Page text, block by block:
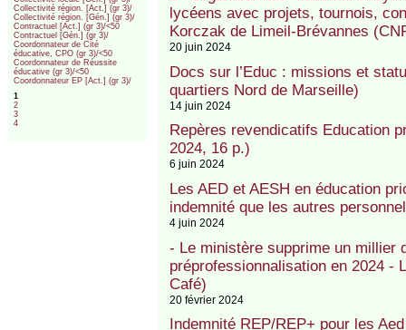
Collectivité région. [Act.] (gr 3)/
Collectivité région. [Gén.] (gr 3)/
Contractuel [Act.] (gr 3)/<50
Contractuel [Gén.] (gr 3)/
Coordonnateur de Cité
éducative, CPO (gr 3)/<50
Coordonnateur de Réussite
éducative (gr 3)/<50
Coordonnateur EP [Act.] (gr 3)/
1
2
3
4
lycéens avec projets, tournois,
Korczak de Limeil-Brévannes
20 juin 2024
Docs sur l’Educ : missions et
quartiers Nord de Marseille)
14 juin 2024
Repères revendicatifs Education
2024, 16 p.)
6 juin 2024
Les AED et AESH en éducation
indemnité que les autres
4 juin 2024
- Le ministère supprime un millier
préprofessionnalisation en 2024 -
Café)
20 février 2024
Indemnité REP/REP+ pour les